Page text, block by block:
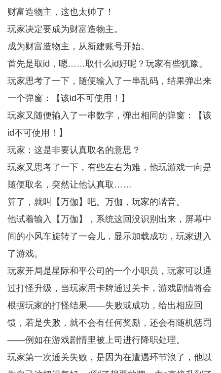
财富造物主，这也太帅了！
玩家决定要成为财富造物主。
成为财富造物主，从新建账号开始。
首先是取id，嗯……取什么id好呢？玩家有些犹豫。
玩家思考了一下，随便输入了一串乱码，结果弹出来
一个弹窗：【该id不可使用！】
玩家又随便输入了一串数字，弹出相同的弹窗：【该
id不可使用！】
玩家：这是非要认真取名的意思？
玩家又思考了一下，有些左右为难，他玩游戏一向是
随便取名，突然让他认真取……
算了，就叫【万伽】吧。万伽，玩家的谐音。
他试着输入【万伽】，系统这回没识别出来，屏幕中
间的小风车旋转了一会儿，显示加载成功，玩家进入
了游戏。
玩家开局是星际和平公司的一个小职员，玩家可以通
过打怪升级，当玩家用卡牌通过关卡，游戏剧情将会
根据玩家的打怪结果——失败或成功，给出相应回
馈，若是失败，就不会有任何奖励，还会有随机惩罚
——例如在游戏剧情里被上司进行降职处理。
玩家第一次通关失败，是因为在遭遇环节浪了，他以